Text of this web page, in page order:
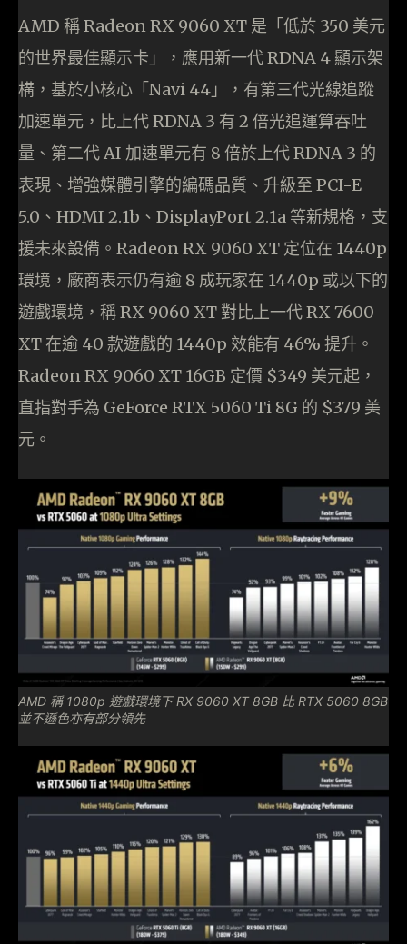
AMD 稱 Radeon RX 9060 XT 是「低於 350 美元
的世界最佳顯示卡」，應用新一代 RDNA 4 顯示架
構，基於小核心「Navi 44」，有第三代光線追蹤
加速單元，比上代 RDNA 3 有 2 倍光追運算吞吐
量、第二代 AI 加速單元有 8 倍於上代 RDNA 3 的
表現、增強媒體引擎的編碼品質、升級至 PCI-E
5.0、HDMI 2.1b、DisplayPort 2.1a 等新規格，支
援未來設備。Radeon RX 9060 XT 定位在 1440p
環境，廠商表示仍有逾 8 成玩家在 1440p 或以下的
遊戲環境，稱 RX 9060 XT 對比上一代 RX 7600
XT 在逾 40 款遊戲的 1440p 效能有 46% 提升。
Radeon RX 9060 XT 16GB 定價 $349 美元起，
直指對手為 GeForce RTX 5060 Ti 8G 的 $379 美
元。
AMD 稱 1080p 遊戲環境下 RX 9060 XT 8GB 比 RTX 5060 8GB
並不遜色亦有部分領先